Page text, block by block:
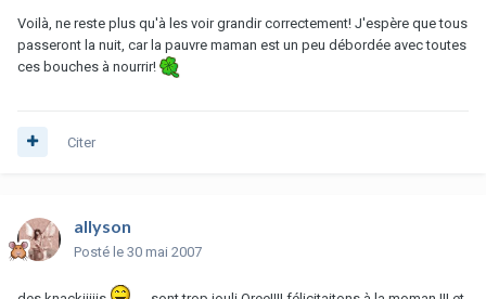
Voilà, ne reste plus qu'à les voir grandir correctement! J'espère que tous
passeront la nuit, car la pauvre maman est un peu débordée avec toutes
ces bouches à nourrir!
Citer
allyson
Posté le 30 mai 2007